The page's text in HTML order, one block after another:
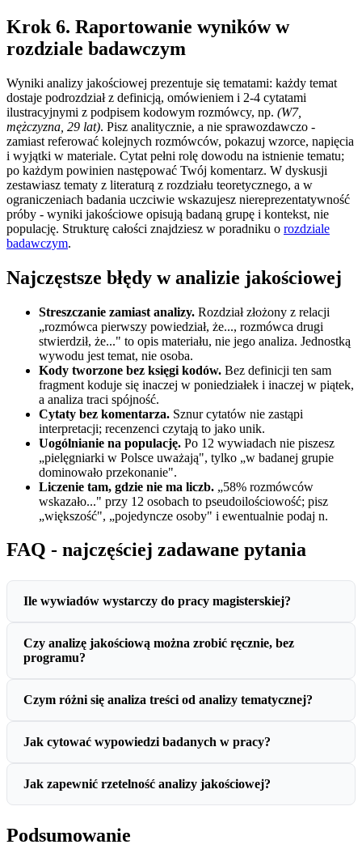
Krok 6. Raportowanie wyników w
rozdziale badawczym
Wyniki analizy jakościowej prezentuje się tematami: każdy temat
dostaje podrozdział z definicją, omówieniem i 2-4 cytatami
ilustracyjnymi z podpisem kodowym rozmówcy, np. (W7,
mężczyzna, 29 lat). Pisz analitycznie, a nie sprawozdawczo -
zamiast referować kolejnych rozmówców, pokazuj wzorce, napięcia
i wyjątki w materiale. Cytat pełni rolę dowodu na istnienie tematu;
po każdym powinien następować Twój komentarz. W dyskusji
zestawiasz tematy z literaturą z rozdziału teoretycznego, a w
ograniczeniach badania uczciwie wskazujesz niereprezentatywność
próby - wyniki jakościowe opisują badaną grupę i kontekst, nie
populację. Strukturę całości znajdziesz w poradniku o rozdziale
badawczym.
Najczęstsze błędy w analizie jakościowej
Streszczanie zamiast analizy. Rozdział złożony z relacji
„rozmówca pierwszy powiedział, że..., rozmówca drugi
stwierdził, że..." to opis materiału, nie jego analiza. Jednostką
wywodu jest temat, nie osoba.
Kody tworzone bez księgi kodów. Bez definicji ten sam
fragment koduje się inaczej w poniedziałek i inaczej w piątek,
a analiza traci spójność.
Cytaty bez komentarza. Sznur cytatów nie zastąpi
interpretacji; recenzenci czytają to jako unik.
Uogólnianie na populację. Po 12 wywiadach nie piszesz
„pielęgniarki w Polsce uważają", tylko „w badanej grupie
dominowało przekonanie".
Liczenie tam, gdzie nie ma liczb. „58% rozmówców
wskazało..." przy 12 osobach to pseudoilościowość; pisz
„większość", „pojedyncze osoby" i ewentualnie podaj n.
FAQ - najczęściej zadawane pytania
Ile wywiadów wystarczy do pracy magisterskiej?
Czy analizę jakościową można zrobić ręcznie, bez
programu?
Czym różni się analiza treści od analizy tematycznej?
Jak cytować wypowiedzi badanych w pracy?
Jak zapewnić rzetelność analizy jakościowej?
Podsumowanie